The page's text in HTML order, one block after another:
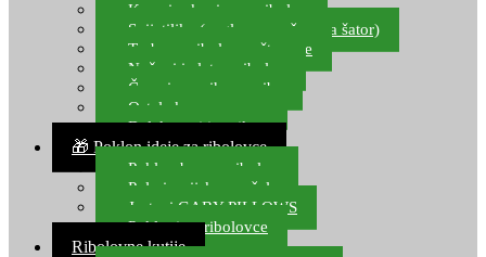
Kape i rukavice za ribolov
Svijetiljke (naglavne, ručne, za šator)
Torbe za ribolovne štapove
Noževi i alat za ribolov
Čamci za prihranu ribe
Ostala kamp oprema
Dalekozori i optika
🎁 Poklon ideje za ribolovce
Poklon bon za ribolov
Polarizacijske naočale
Jastuci GABY PILLOWS
Pokloni za ribolovce
Ribolovne kutije